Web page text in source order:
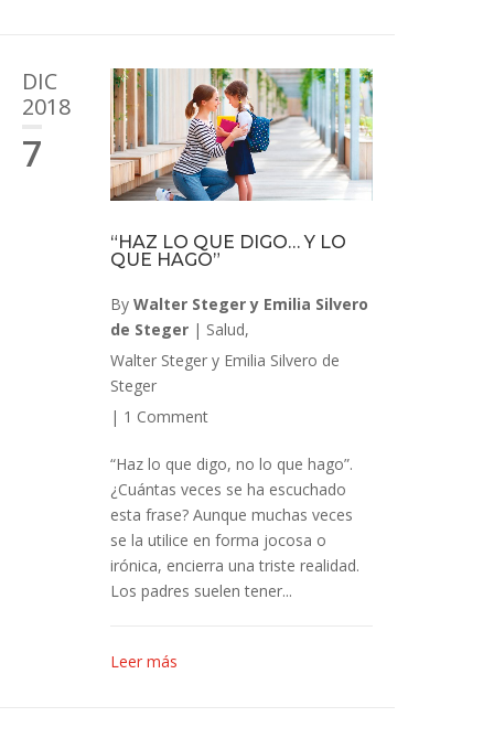
DIC
2018
7
“HAZ LO QUE DIGO… Y LO
QUE HAGO”
By Walter Steger y Emilia Silvero
de Steger | Salud,
Walter Steger y Emilia Silvero de
Steger
| 1 Comment
“Haz lo que digo, no lo que hago”.
¿Cuántas veces se ha escuchado
esta frase? Aunque muchas veces
se la utilice en forma jocosa o
irónica, encierra una triste realidad.
Los padres suelen tener...
Leer más